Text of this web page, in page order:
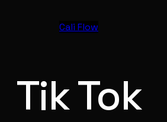
Cali Flow
Tik Tok